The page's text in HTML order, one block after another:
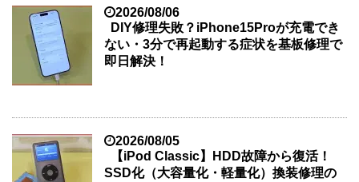
2026/08/06
DIY修理失敗？iPhone15Proが充電でき
ない・3分で再起動する症状を基板修理で
即日解決！
2026/08/05
【iPod Classic】HDD故障から復活！
SSD化（大容量化・軽量化）換装修理の